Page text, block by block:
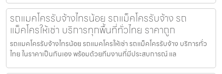
รถแมคโครรับจ้างไทรน้อย รถแม็คโครรับจ้าง รถ
แม็คโครให้เช่า บริการทุกพื้นที่ทั่วไทย ราคาถูก
รถแมคโครรับจ้างไทรน้อย รถแมคโครให้เช่า รถแม็คโครรับจ้าง บริการทั่ว
ไทย ในราคาเป็นกันเอง พร้อมด้วยทีมงานที่มีประสบการณ์ แล